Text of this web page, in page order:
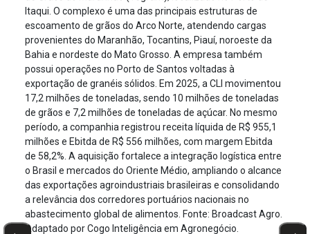
Itaqui. O complexo é uma das principais estruturas de
escoamento de grãos do Arco Norte, atendendo cargas
provenientes do Maranhão, Tocantins, Piauí, noroeste da
Bahia e nordeste do Mato Grosso. A empresa também
possui operações no Porto de Santos voltadas à
exportação de granéis sólidos. Em 2025, a CLI movimentou
17,2 milhões de toneladas, sendo 10 milhões de toneladas
de grãos e 7,2 milhões de toneladas de açúcar. No mesmo
período, a companhia registrou receita líquida de R$ 955,1
milhões e Ebitda de R$ 556 milhões, com margem Ebitda
de 58,2%. A aquisição fortalece a integração logística entre
o Brasil e mercados do Oriente Médio, ampliando o alcance
das exportações agroindustriais brasileiras e consolidando
a relevância dos corredores portuários nacionais no
abastecimento global de alimentos. Fonte: Broadcast Agro.
Adaptado por Cogo Inteligência em Agronegócio.